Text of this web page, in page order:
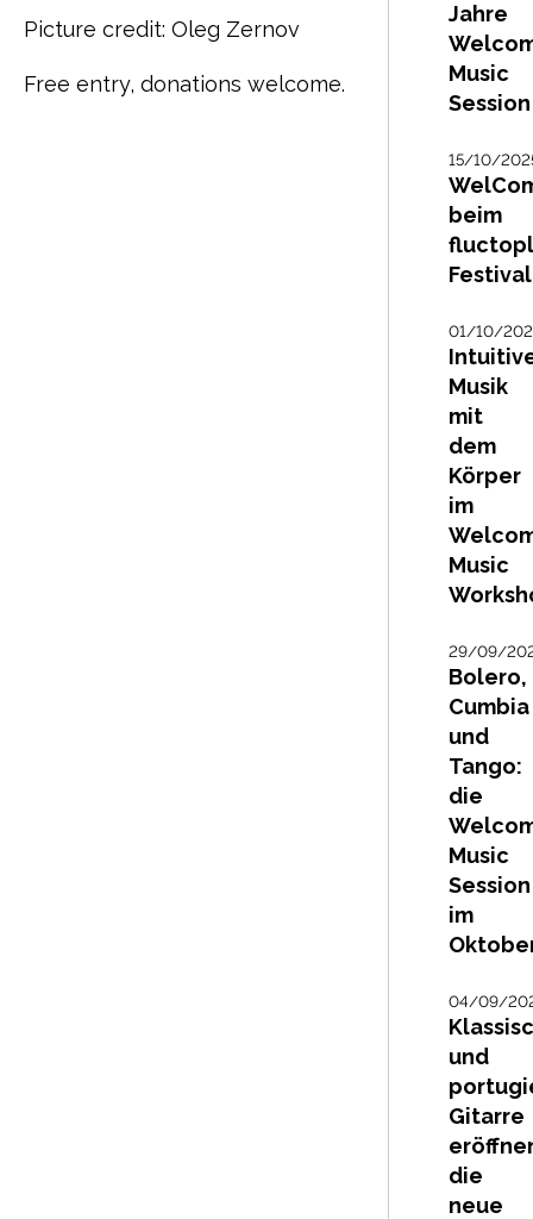
Picture credit: Oleg Zernov
Free entry, donations welcome.
Jahre
Music
15/10/
beim
Festival
01/10/
Musik
mit
dem
Körper
im
Music
29/09/
Bolero,
Cumbia
und
Tango:
die
Music
Session
im
04/09/
und
Gitarre
die
neue